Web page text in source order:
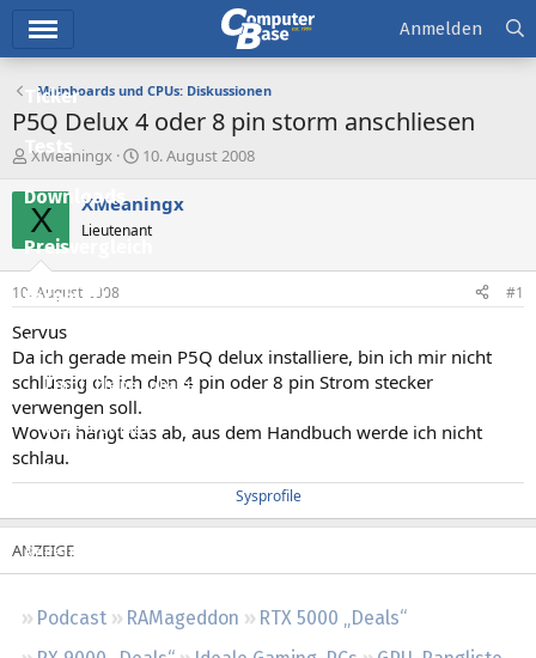
Ticker
Tests
Downloads
Preisvergleich
Forum
Aktuelles
Empfohlene Inhalte
Neue Beiträge
Neueste Aktivitäten
Regeln
Podcast RAMageddon
RTX 5000 „Deals“
Anmelden
Mainboards und CPUs: Diskussionen
P5Q Delux 4 oder 8 pin storm anschliesen
E
s
t
e
e
r
XMeaningx
E
s
e
t
10. August 2008
X XMeaningx
Lieutenant
10. August 2008 #1
Servus
Da ich gerade mein P5Q delux installiere, bin ich mir nicht
schlüssig ob ich den 4 pin oder 8 pin Strom stecker
verwengen soll.
Wovon hängt das ab, aus dem Handbuch werde ich nicht
schlau.
Sysprofile